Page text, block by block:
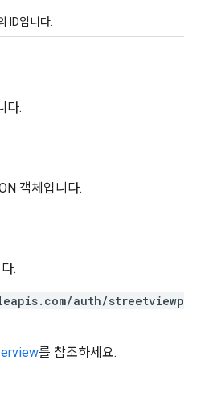
ID입니다.
다.
객체입니다.
.
auth/streetviewp
를 참조하세요.